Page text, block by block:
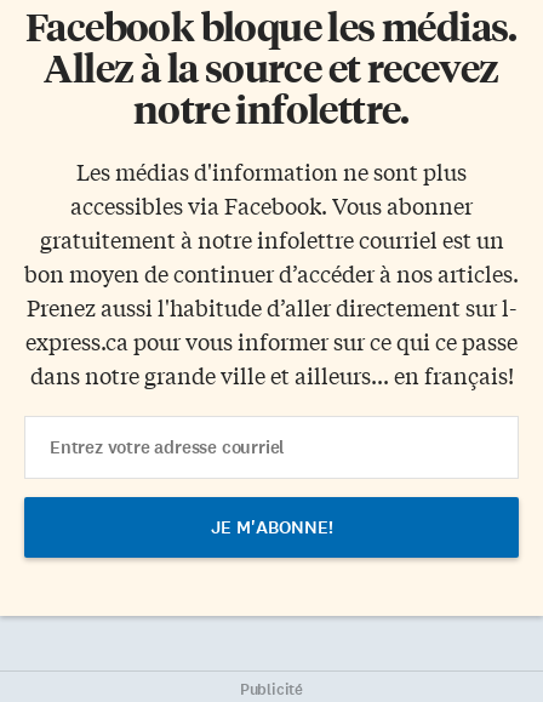
Facebook bloque les médias.
Allez à la source et recevez
notre infolettre.
Les médias d'information ne sont plus
accessibles via Facebook. Vous abonner
gratuitement à notre infolettre courriel est un
bon moyen de continuer d’accéder à nos articles.
Prenez aussi l'habitude d’aller directement sur l-
express.ca pour vous informer sur ce qui ce passe
dans notre grande ville et ailleurs... en français!
Address
Publicité